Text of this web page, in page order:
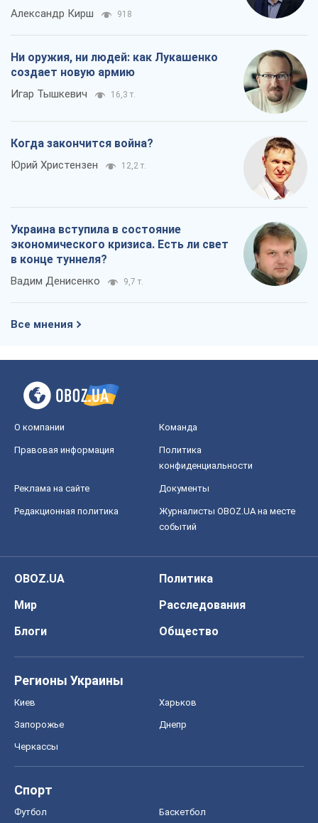
Александр Кирш 918
Ни оружия, ни людей: как Лукашенко
создает новую армию
Игар Тышкевич 16,3 т.
Когда закончится война?
Юрий Христензен 12,2 т.
Украина вступила в состояние
экономического кризиса. Есть ли свет
в конце туннеля?
Вадим Денисенко 9,7 т.
Все мнения
О компании Команда
Правовая информация
Политика
конфиденциальности
Реклама на сайте Документы
Редакционная политика
Журналисты OBOZ.UA на месте
событий
OBOZ.UA
Политика
Мир
Расследования
Блоги
Общество
Регионы Украины
Киев Харьков
Запорожье Днепр
Черкассы
Спорт
Футбол Баскетбол